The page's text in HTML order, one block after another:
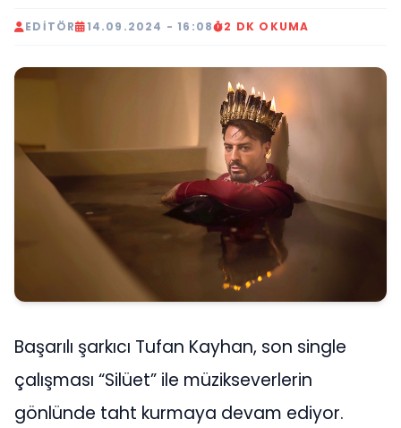
EDITÖR 14.09.2024 - 16:08 2 DK OKUMA
Başarılı şarkıcı Tufan Kayhan, son single
çalışması “Silüet” ile müzikseverlerin
gönlünde taht kurmaya devam ediyor.